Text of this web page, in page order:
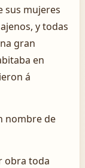
sus mujeres
y todas
gran
en
á
nombre de
obra toda